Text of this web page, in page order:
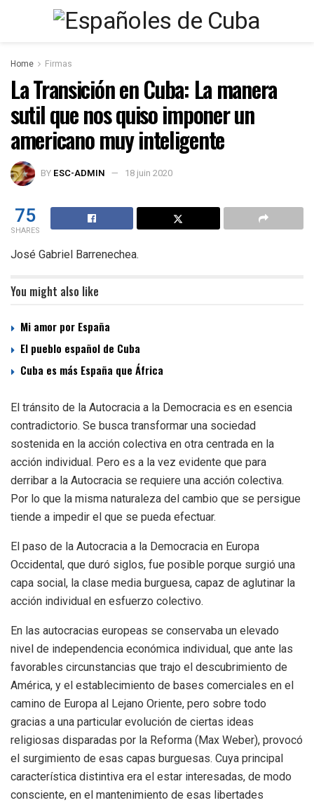
Home Firmas
La Transición en Cuba: La manera
sutil que nos quiso imponer un
americano muy inteligente
BY ESC-ADMIN 18 juin 2020
75
SHARES
José Gabriel Barrenechea.
You might also like
Mi amor por España
El pueblo español de Cuba
Cuba es más España que África
El tránsito de la Autocracia a la Democracia es en esencia
contradictorio. Se busca transformar una sociedad
sostenida en la acción colectiva en otra centrada en la
acción individual. Pero es a la vez evidente que para
derribar a la Autocracia se requiere una acción colectiva.
Por lo que la misma naturaleza del cambio que se persigue
tiende a impedir el que se pueda efectuar.
El paso de la Autocracia a la Democracia en Europa
Occidental, que duró siglos, fue posible porque surgió una
capa social, la clase media burguesa, capaz de aglutinar la
acción individual en esfuerzo colectivo.
En las autocracias europeas se conservaba un elevado
nivel de independencia económica individual, que ante las
favorables circunstancias que trajo el descubrimiento de
América, y el establecimiento de bases comerciales en el
camino de Europa al Lejano Oriente, pero sobre todo
gracias a una particular evolución de ciertas ideas
religiosas disparadas por la Reforma (Max Weber), provocó
el surgimiento de esas capas burguesas. Cuya principal
característica distintiva era el estar interesadas, de modo
consciente, en el mantenimiento de esas libertades